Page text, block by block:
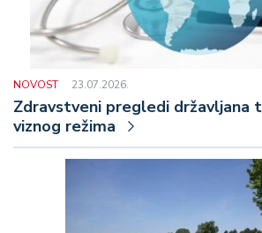
NOVOST 23.07.2026.
Zdravstveni pregledi državljana
viznog režima